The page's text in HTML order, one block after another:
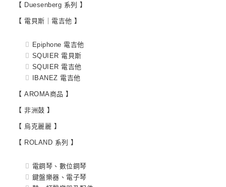
【 Duesenberg 系列 】
【 電貝斯｜電吉他 】
Epiphone 電吉他
SQUIER 電貝斯
SQUIER 電吉他
IBANEZ 電吉他
【 AROMA商品 】
【 非洲鼓 】
【 烏克麗麗 】
【 ROLAND 系列 】
電鋼琴、數位鋼琴
鍵盤樂器、電子琴